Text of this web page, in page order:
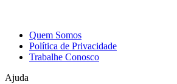
Quem Somos
Política de Privacidade
Trabalhe Conosco
Ajuda